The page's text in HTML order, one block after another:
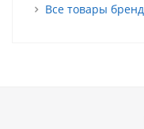
Все товары